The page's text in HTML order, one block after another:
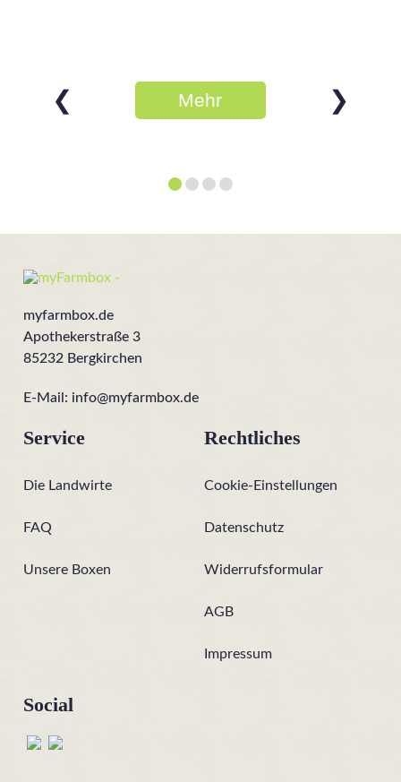
❮
Mehr
❯
myfarmbox.de
Apothekerstraße 3
85232 Bergkirchen
E-Mail: info@myfarmbox.de
Service
Die Landwirte
FAQ
Unsere Boxen
Rechtliches
Cookie-Einstellungen
Datenschutz
Widerrufsformular
AGB
Impressum
Social